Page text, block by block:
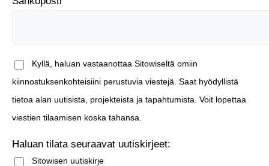
Kyllä, haluan vastaanottaa Sitowiseltä omiin
kiinnostuksenkohteisiini perustuvia viestejä. Saat hyödyllistä
tietoa alan uutisista, projekteista ja tapahtumista. Voit lopettaa
viestien tilaamisen koska tahansa.
Haluan tilata seuraavat uutiskirjeet:
Sitowisen uutiskirje